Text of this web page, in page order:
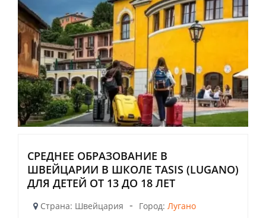
СРЕДНЕЕ ОБРАЗОВАНИЕ В
ШВЕЙЦАРИИ В ШКОЛЕ TASIS (LUGANO)
ДЛЯ ДЕТЕЙ ОТ 13 ДО 18 ЛЕТ
Страна: Швейцария - Город: Лугано